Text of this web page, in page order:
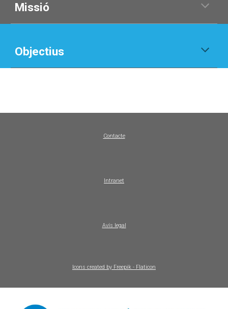
Missió
Objectius
Contacte
Intranet
Avís legal
Icons created by Freepik - Flaticon